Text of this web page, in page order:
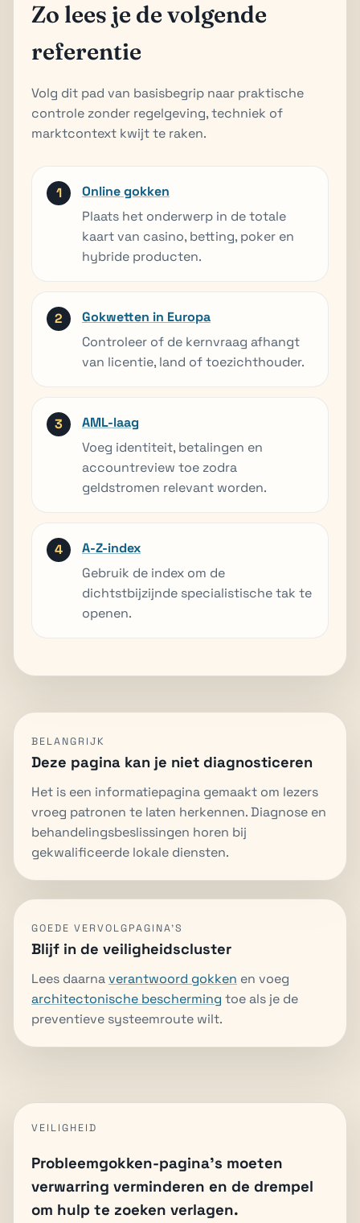
Zo lees je de volgende
referentie
Volg dit pad van basisbegrip naar praktische
controle zonder regelgeving, techniek of
marktcontext kwijt te raken.
Online gokken
Plaats het onderwerp in de totale
kaart van casino, betting, poker en
hybride producten.
Gokwetten in Europa
Controleer of de kernvraag afhangt
van licentie, land of toezichthouder.
AML-laag
Voeg identiteit, betalingen en
accountreview toe zodra
geldstromen relevant worden.
A-Z-index
Gebruik de index om de
dichtstbijzijnde specialistische tak te
openen.
BELANGRIJK
Deze pagina kan je niet diagnosticeren
Het is een informatiepagina gemaakt om lezers
vroeg patronen te laten herkennen. Diagnose en
behandelingsbeslissingen horen bij
gekwalificeerde lokale diensten.
GOEDE VERVOLGPAGINA'S
Blijf in de veiligheidscluster
Lees daarnaverantwoord gokken en voeg
architectonische bescherming toe als je de
preventieve systeemroute wilt.
VEILIGHEID
Probleemgokken-pagina's moeten
verwarring verminderen en de drempel
om hulp te zoeken verlagen.